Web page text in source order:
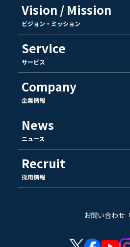
Vision / Mission
ビジョン・ミッション
Service
サービス
Company
企業情報
News
ニュース
Recruit
採用情報
お問い合わせ